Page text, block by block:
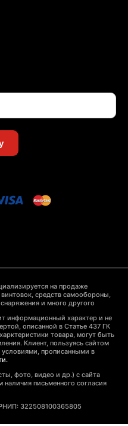
на продаже
средств самообороны,
и много другого
информационный характер и не
описанной в Статье 437 ГК
товара, могут быть
Клиент, пользуясь сайтом
прописанными в
фото, видео и др.) с сайта
письменного согласия
322508100365805